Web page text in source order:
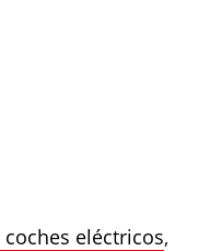
eléctricos,